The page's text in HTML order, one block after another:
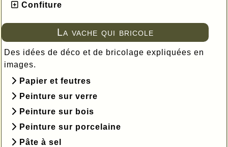
Confiture
La vache qui bricole
Des idées de déco et de bricolage expliquées en
images.
Papier et feutres
Peinture sur verre
Peinture sur bois
Peinture sur porcelaine
Pâte à sel